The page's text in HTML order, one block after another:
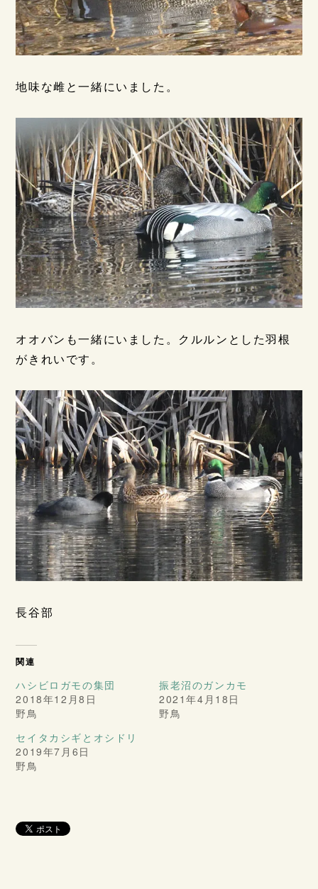
地味な雌と一緒にいました。
オオバンも一緒にいました。クルルンとした羽根
がきれいです。
長谷部
関連
ハシビロガモの集団
2018年12月8日
野鳥
振老沼のガンカモ
2021年4月18日
野鳥
セイタカシギとオシドリ
2019年7月6日
野鳥